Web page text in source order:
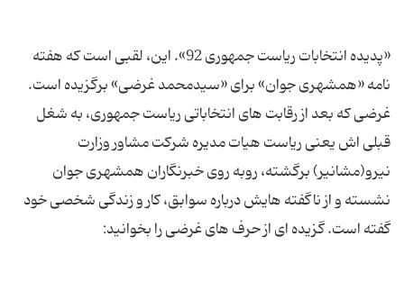
«پدیده انتخابات ریاست جمهوری 92». این، لقبی است که هفته
نامه «همشهری جوان» برای «سیدمحمد غرضی» برگزیده است.
غرضی که بعد از رقابت های انتخاباتی ریاست جمهوری، به شغل
قبلی اش یعنی ریاست هیات مدیره شرکت مشاور وزارت
نیرو(مشانیر) برگشته، روبه روی خبرنگاران همشهری جوان
نشسته و از ناگفته هایش درباره سوابق، کار و زندگی شخصی خود